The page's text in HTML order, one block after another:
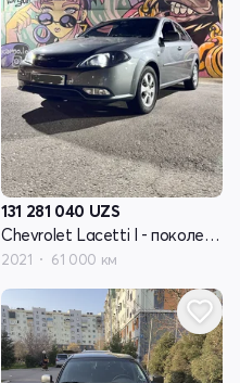
131 281 040 UZS
Chevrolet Lacetti I - поколение рестайлинг
2021 61 000 км